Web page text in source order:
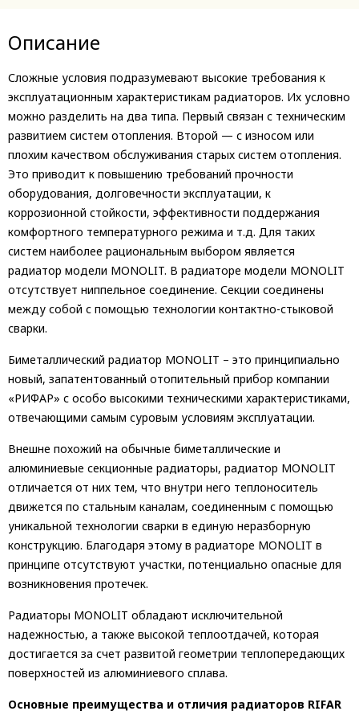
Описание
Сложные условия подразумевают высокие требования к
эксплуатационным характеристикам радиаторов. Их условно
можно разделить на два типа. Первый связан с техническим
развитием систем отопления. Второй — с износом или
плохим качеством обслуживания старых систем отопления.
Это приводит к повышению требований прочности
оборудования, долговечности эксплуатации, к
коррозионной стойкости, эффективности поддержания
комфортного температурного режима и т.д. Для таких
систем наиболее рациональным выбором является
радиатор модели MONOLIT. В радиаторе модели MONOLIT
отсутствует ниппельное соединение. Секции соединены
между собой с помощью технологии контактно-стыковой
сварки.
Биметаллический радиатор MONOLIT – это принципиально
новый, запатентованный отопительный прибор компании
«РИФАР» с особо высокими техническими характеристиками,
отвечающими самым суровым условиям эксплуатации.
Внешне похожий на обычные биметаллические и
алюминиевые секционные радиаторы, радиатор MONOLIT
отличается от них тем, что внутри него теплоноситель
движется по стальным каналам, соединенным с помощью
уникальной технологии сварки в единую неразборную
конструкцию. Благодаря этому в радиаторе MONOLIT в
принципе отсутствуют участки, потенциально опасные для
возникновения протечек.
Радиаторы MONOLIT обладают исключительной
надежностью, а также высокой теплоотдачей, которая
достигается за счет развитой геометрии теплопередающих
поверхностей из алюминиевого сплава.
Основные преимущества и отличия радиаторов RIFAR